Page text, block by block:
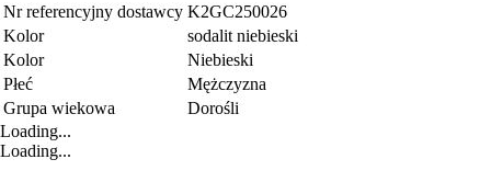
Nr referencyjny dostawcy K2GC250026
Kolor
sodalit niebieski
Kolor
Niebieski
Płeć
Mężczyzna
Grupa wiekowa
Dorośli
Loading...
Loading...